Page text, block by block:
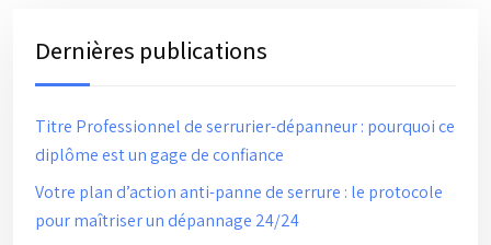
Dernières publications
Titre Professionnel de serrurier-dépanneur : pourquoi ce
diplôme est un gage de confiance
Votre plan d’action anti-panne de serrure : le protocole
pour maîtriser un dépannage 24/24